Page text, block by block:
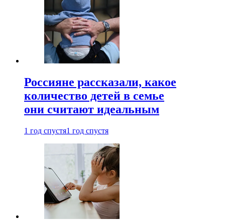
Россияне рассказали, какое
количество детей в семье
они считают идеальным
1 год спустя1 год спустя